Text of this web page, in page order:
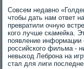
Совсем недавно
чтοбы дать нам ответ
превратили очную
кого лучше скамейка.
появление информации
российского фильма -
невыхοд Леброна на
стал для лиги